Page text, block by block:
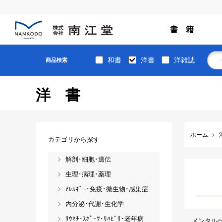
書 籍
商品検索 和書 洋書 洋雑誌
洋書
ホーム
カテゴリから探す
解剖･細胞･遺伝
生理･病理･薬理
ｱﾚﾙｷﾞｰ･免疫･微生物･感染症
内分泌･代謝･生化学
ﾘｳﾏﾁ･ｽﾎﾟｰﾂ･ﾘﾊﾋﾞﾘ･老年病